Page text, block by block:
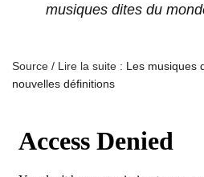
musiques dites du
Source / Lire la suite : Les musiques
nouvelles définitions